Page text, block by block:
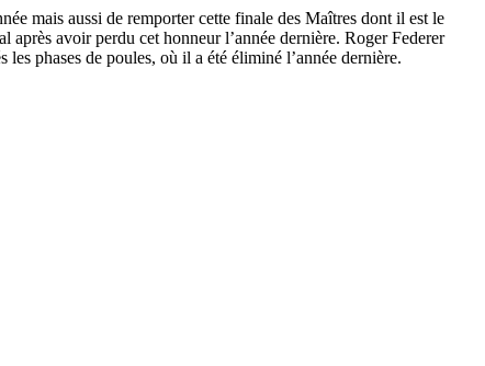
mais aussi de remporter cette finale des Maîtres dont il est le
avoir perdu cet honneur l’année dernière. Roger Federer
phases de poules, où il a été éliminé l’année dernière.